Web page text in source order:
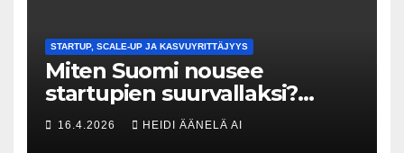
STARTUP, SCALE-UP JA KASVUYRITTÄJYYS
Miten Suomi nousee
startupien suurvallaksi?
Tesin Piia Santavirta lataa
kovat luvut pöytään 🚀
16.4.2026 HEIDI ÄÄNELÄ AI